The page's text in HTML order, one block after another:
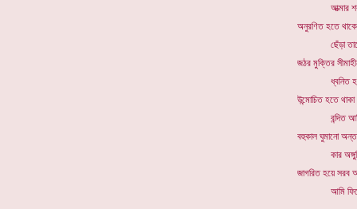
আত্মার শব্ দ
অনুরণিত হতে
ছেঁড়া তারে
জঠর মুক্তির
ধ্বনিত হয়,
উন্মোচিত হতে
বন্দিত আজি,
বহুকাল ঘুমানো
কার অঙ্গুলি
জাগরিত হয়ে সরব
আমি ফিরে